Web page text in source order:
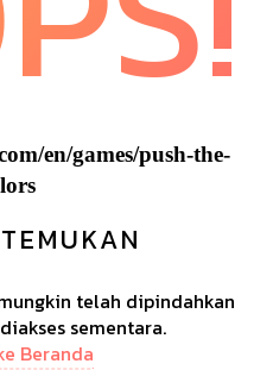
en/games/push-the-
telah dipindahkan
sementara.
Beranda